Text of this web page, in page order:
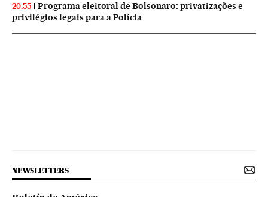
20:55
Programa eleitoral de Bolsonaro: privatizações e
privilégios legais para a Polícia
NEWSLETTERS